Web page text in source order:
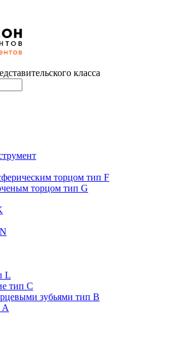
класса
торцом тип F
торцом тип G
L
тип C
зубьями тип B
А